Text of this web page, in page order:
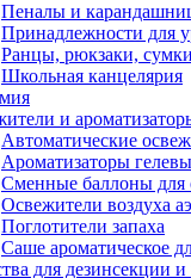
Пеналы и
Принадлежности для
Ранцы, рюкзаки,
Школьная канцелярия
и
Автоматические
Ароматизаторы
Сменные баллоны для
Освежители воздуха
Поглотители запаха
Саше ароматическое
для дезинсекции